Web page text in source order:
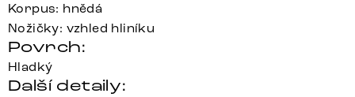
Korpus: hnědá
Nožičky: vzhled hliníku
Povrch:
Hladký
Další detaily: